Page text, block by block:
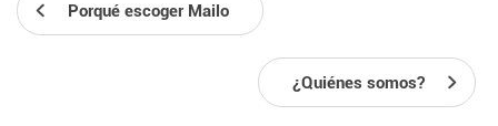
Porqué escoger Mailo
¿Quiénes somos?